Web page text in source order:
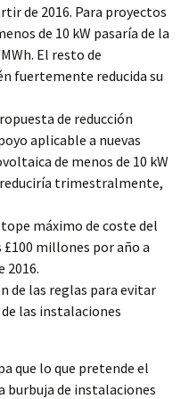
de 2016. Para proyectos
de 10 kW pasaría de la
El resto de
fuertemente reducida su
de reducción
aplicable a nuevas
de menos de 10 kW
trimestralmente,
máximo de coste del
£100 millones por año a
2016.
de las reglas para evitar
las instalaciones
que lo que pretende el
burbuja de instalaciones